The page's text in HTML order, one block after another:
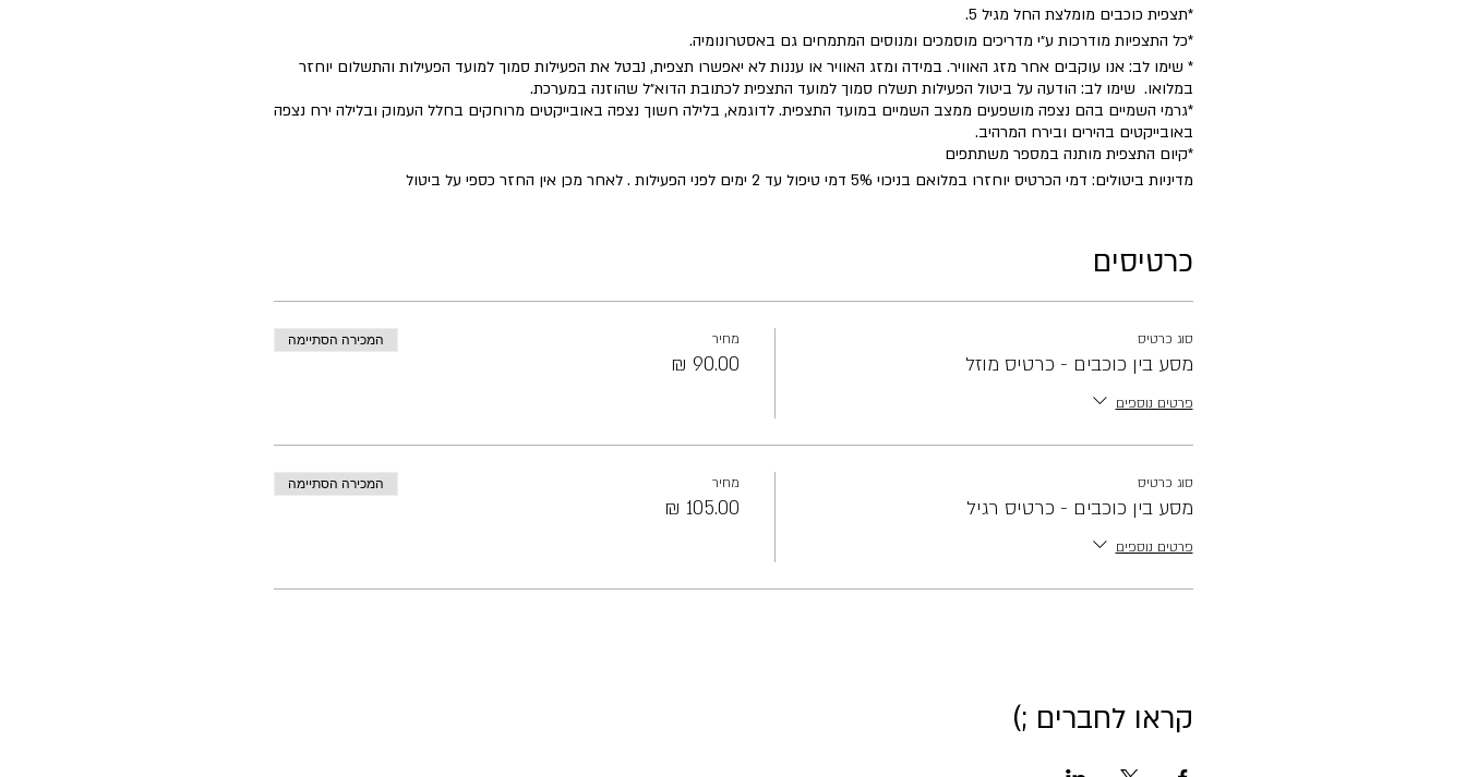
*תצפית כוכבים מומלצת החל מגיל 5.
*כל התצפיות מודרכות ע״י מדריכים מוסמכים ומנוסים המתמחים גם באסטרונומיה.
* שימו לב: אנו עוקבים אחר מזג האוויר. במידה ומזג האוויר או עננות לא יאפשרו תצפית, נבטל את הפעילות סמוך למועד הפעילות והתשלום יוחזר
במלואו. שימו לב: הודעה על ביטול הפעילות תשלח סמוך למועד התצפית לכתובת הדוא״ל שהוזנה במערכת.
*גרמי השמיים בהם נצפה מושפעים ממצב השמיים במועד התצפית. לדוגמא, בלילה חשוך נצפה באובייקטים מרוחקים בחלל העמוק ובלילה ירח נצפה
באובייקטים בהירים ובירח המרהיב.
​*קיום התצפית מותנה במספר משתתפים
מדיניות ביטולים: דמי הכרטיס יוחזרו במלואם בניכוי 5% דמי טיפול עד 2 ימים לפני הפעילות . לאחר מכן אין החזר כספי על ביטול
כרטיסים
סוג כרטיס
מסע בין כוכבים - כרטיס מוזל
פרטים נוספים
מחיר המכירה הסתיימה
סוג כרטיס
מסע בין כוכבים - כרטיס רגיל
פרטים נוספים
מחיר המכירה הסתיימה
קראו לחברים ;)